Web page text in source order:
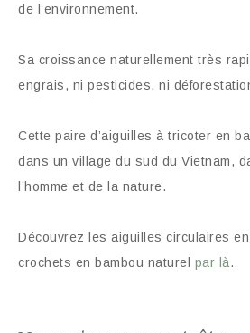
de l’environnement.
Sa croissance naturellement très
engrais, ni pesticides, ni
Cette paire d’aiguilles à tricoter en
dans un village du sud du Vietnam,
l’homme et de la nature.
Découvrez les aiguilles circulaires en
crochets en bambou naturel par là.